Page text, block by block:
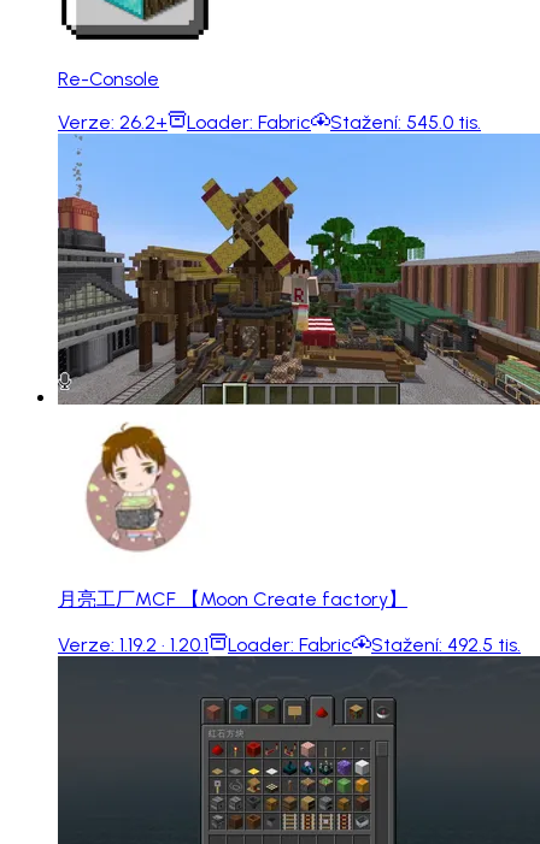
Re-Console
Verze: 26.2+ Loader: Fabric Stažení: 545.0 tis.
月亮工厂MCF 【Moon Create factory】
Verze: 1.19.2 · 1.20.1 Loader: Fabric Stažení: 492.5 tis.